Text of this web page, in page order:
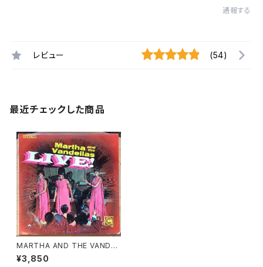
通報する
レビュー (54)
最近チェックした商品
MARTHA AND THE VANDEL
LAS / LIVE!
¥3,850